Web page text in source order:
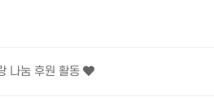
나눔 후원 활동